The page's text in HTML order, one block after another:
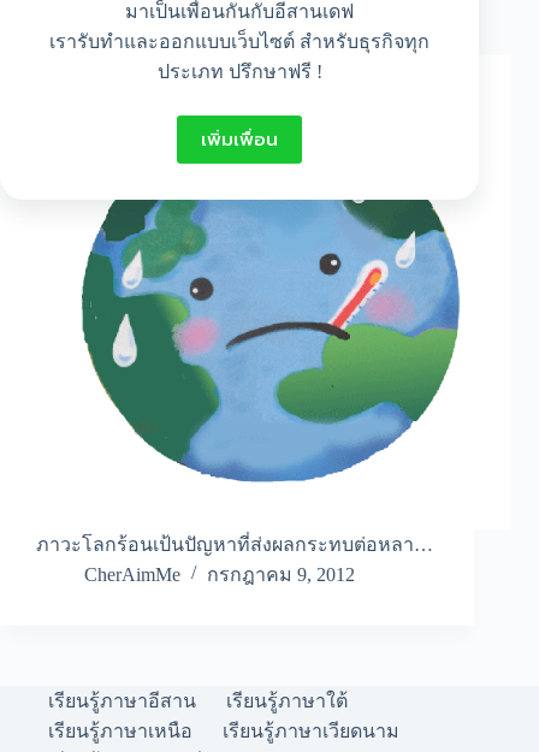
มาเป็นเพื่อนกันกับอีสานเดฟ
เรารับทำและออกแบบเว็บไซต์ สำหรับธุรกิจทุก
ประเภท ปรึกษาฟรี !
เพิ่มเพื่อน
ตัวอย่างง่ายๆ ในการหยุดภาวะโลกร้อน
ภาวะโลกร้อนเป้นปัญหาที่ส่งผลกระทบต่อหลา…
CherAimMe
กรกฎาคม 9, 2012
เรียนรู้ภาษาอีสาน
เรียนรู้ภาษาใต้
เรียนรู้ภาษาเหนือ
เรียนรู้ภาษาเวียดนาม